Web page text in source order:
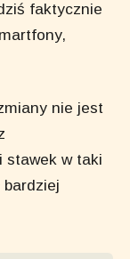
faktycznie
nie jest
stawek w taki
bardziej